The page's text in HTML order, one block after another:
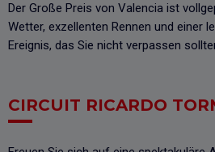
Der Große Preis von Valencia ist
Wetter, exzellenten Rennen und einer
Ereignis, das Sie nicht verpassen
CIRCUIT RICARDO